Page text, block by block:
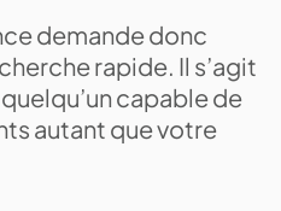
demande donc
rapide. Il s’agit
capable de
autant que votre